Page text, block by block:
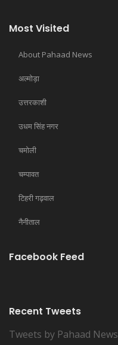
Most Visited
About Pahaad News
अल्मोड़ा
उत्तरकाशी
उधम सिंह नगर
चमोली
चम्पावत
टिहरी गढ़वाल
नैनीताल
Facebook Feed
Recent Tweets
Tweets by Pahaad News